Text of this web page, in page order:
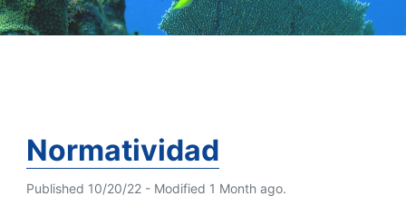
Normatividad
Published 10/20/22 - Modified 1 Month ago.